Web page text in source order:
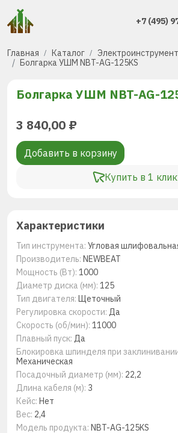
+7 (495)
Главная Каталог
Болгарка УШМ NBT-AG-125KS
Болгарка УШМ NBT-AG-
3 840,00 ₽
Добавить в корзину
Купить в 1 клик
Характеристики
Тип инструмента: Угловая
Производитель: NEWBEAT
Мощность (Вт): 1000
Диаметр диска (мм): 125
Тип двигателя: Щеточный
Регулировка скорости: Да
Скорость (об/мин): 11000
Плавный пуск: Да
Блокировка шпинделя при
Механическая
Посадочный диаметр (мм): 22,2
Длина кабеля (м): 3
Кейс: Нет
Вес: 2,4
Модель продукта: NBT-AG-125KS